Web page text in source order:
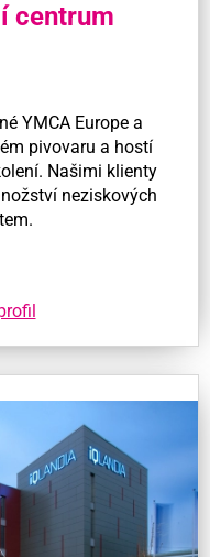
centrum
YMCA Europe a
pivovaru a hostí
Našimi klienty
neziskových